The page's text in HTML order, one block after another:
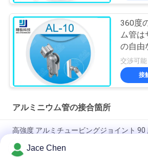
360度
ム管は
の自由
合しま
交渉可能
接
アルミニウム管の接合箇所
高強度 アルミチュービングジョイント 90
ISO9001 認定 鋳造 溶解 銀 アルミ 管 合体
Jace Chen